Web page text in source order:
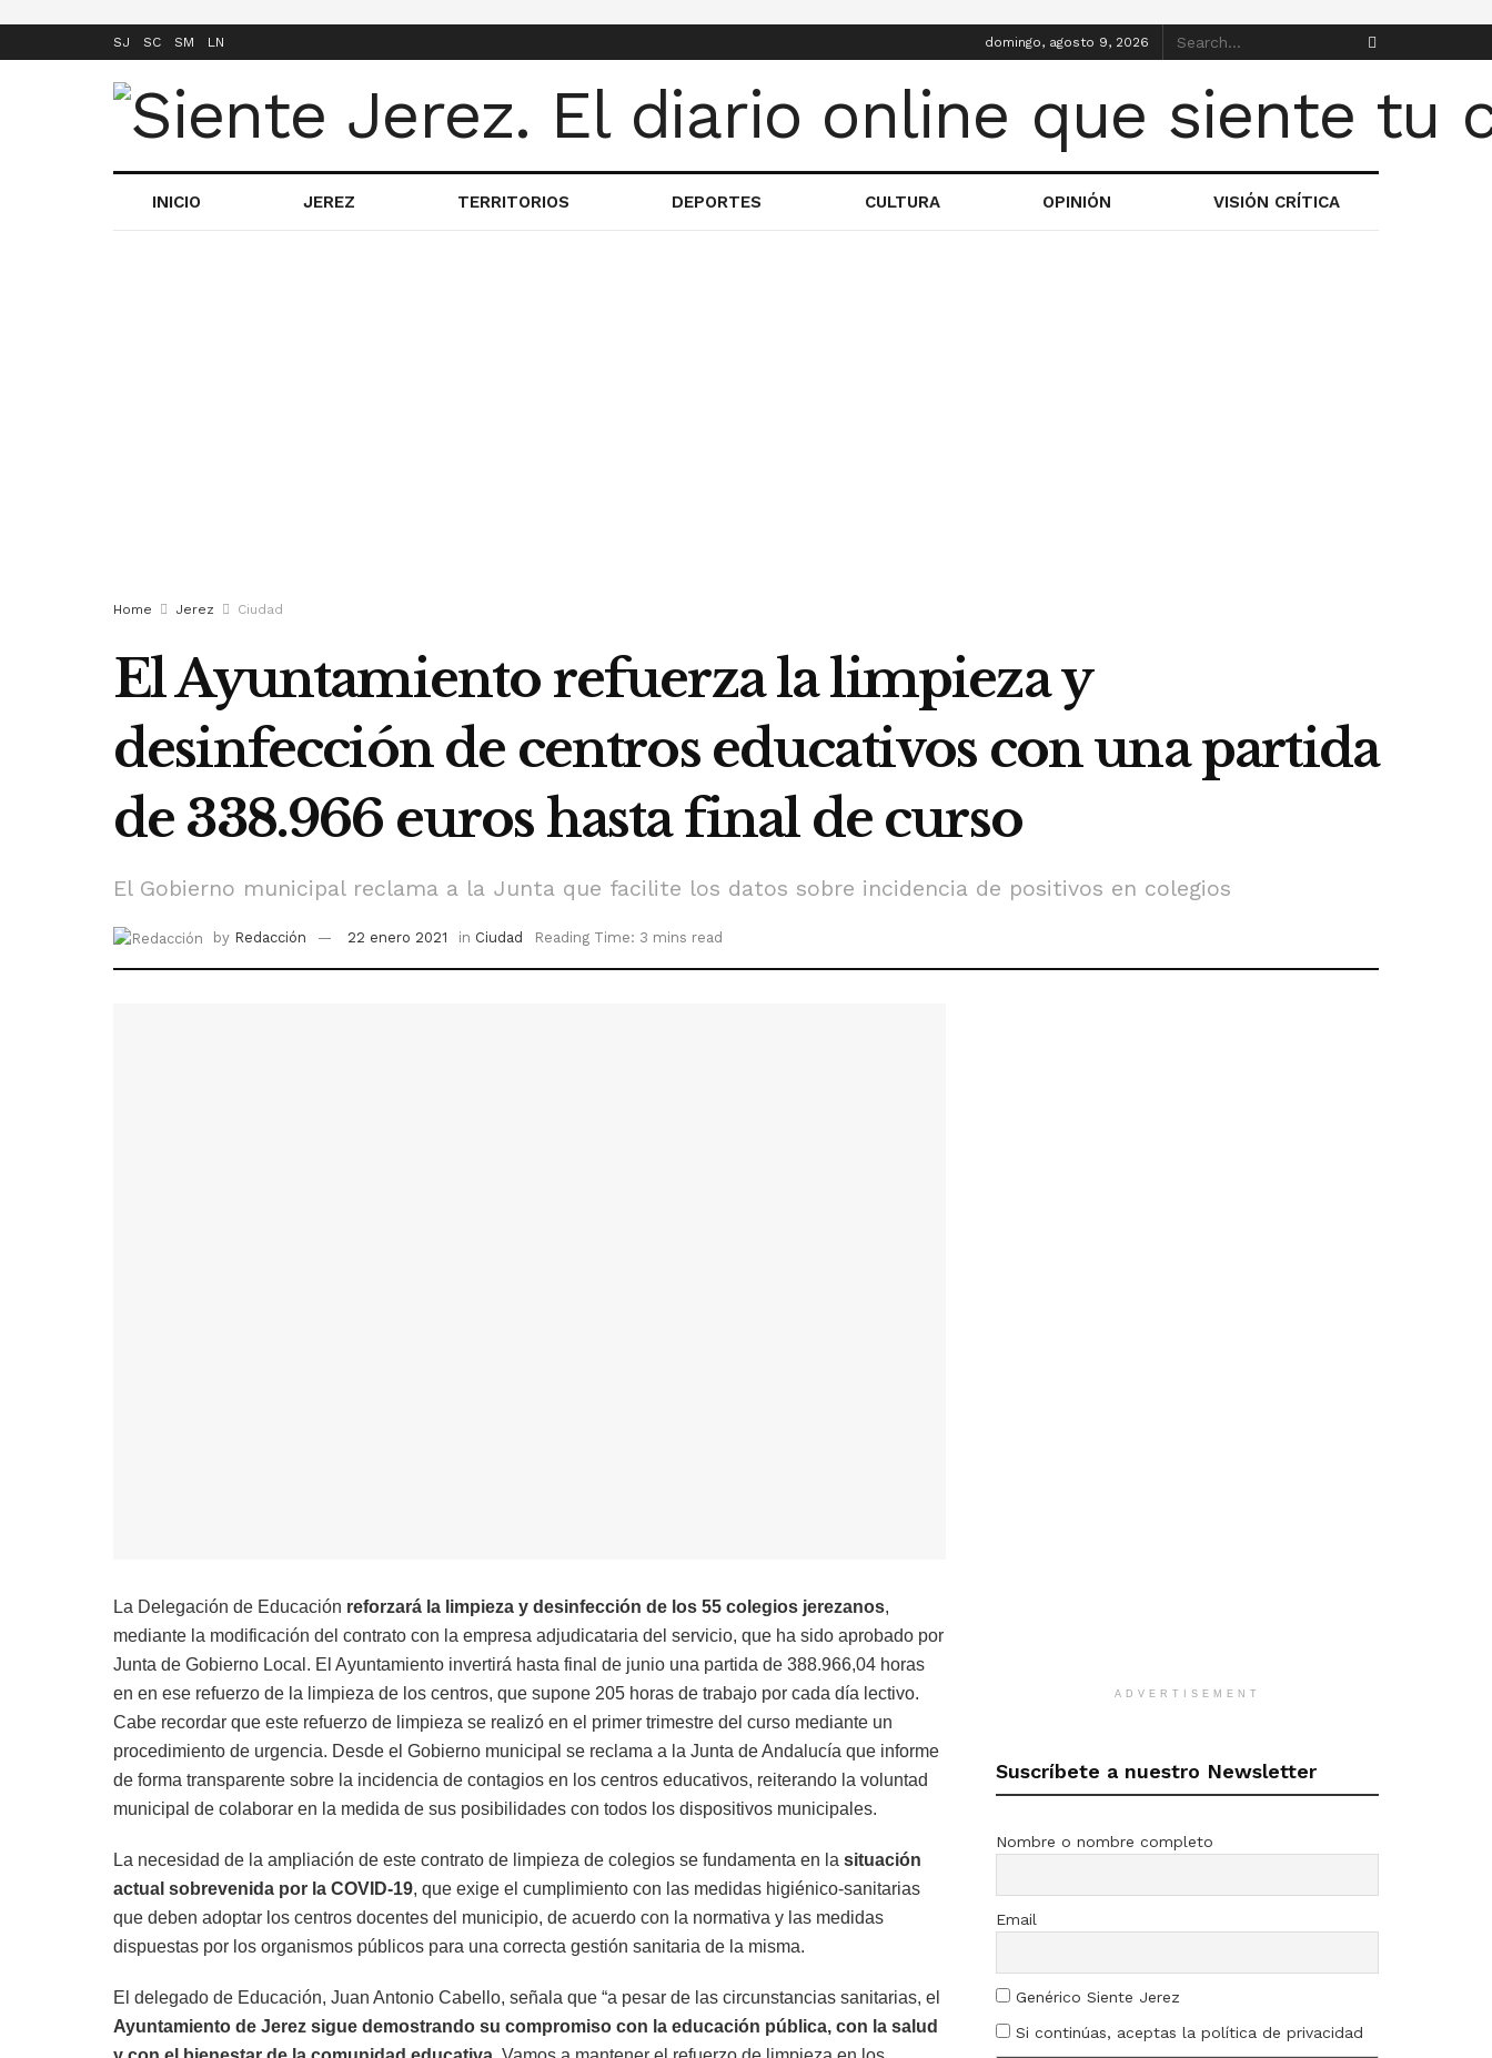
SJ SC SM LN domingo, agosto 9, 2026
INICIO JEREZ TERRITORIOS DEPORTES CULTURA OPINIÓN VISIÓN CRÍTICA
Home Jerez Ciudad
El Ayuntamiento refuerza la limpieza y
desinfección de centros educativos con una partida
de 338.966 euros hasta final de curso
El Gobierno municipal reclama a la Junta que facilite los datos sobre incidencia de positivos en colegios
by Redacción 22 enero 2021 in Ciudad Reading Time: 3 mins read
La Delegación de Educación reforzará la limpieza y desinfección de los 55 colegios jerezanos,
mediante la modificación del contrato con la empresa adjudicataria del servicio, que ha sido aprobado por
Junta de Gobierno Local. El Ayuntamiento invertirá hasta final de junio una partida de 388.966,04 horas
en en ese refuerzo de la limpieza de los centros, que supone 205 horas de trabajo por cada día lectivo.
Cabe recordar que este refuerzo de limpieza se realizó en el primer trimestre del curso mediante un
procedimiento de urgencia. Desde el Gobierno municipal se reclama a la Junta de Andalucía que informe
de forma transparente sobre la incidencia de contagios en los centros educativos, reiterando la voluntad
municipal de colaborar en la medida de sus posibilidades con todos los dispositivos municipales.
La necesidad de la ampliación de este contrato de limpieza de colegios se fundamenta en la situación
actual sobrevenida por la COVID-19, que exige el cumplimiento con las medidas higiénico-sanitarias
que deben adoptar los centros docentes del municipio, de acuerdo con la normativa y las medidas
dispuestas por los organismos públicos para una correcta gestión sanitaria de la misma.
El delegado de Educación, Juan Antonio Cabello, señala que “a pesar de las circunstancias sanitarias, el
Ayuntamiento de Jerez sigue demostrando su compromiso con la educación pública, con la salud
ADVERTISEMENT
Suscríbete a nuestro Newsletter
Nombre o nombre completo
Email
Genérico Siente Jerez
Si continúas, aceptas la política de privacidad